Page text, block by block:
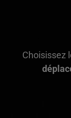
Choisissez